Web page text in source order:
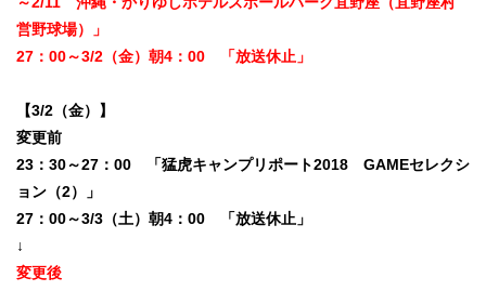
営野球場）」
27：00～3/2（金）朝4：00 「放送休止」
【3/2（金）】
変更前
23：30～27：00 「猛虎キャンプリポート2018 GAMEセレクシ
ョン（2）」
27：00～3/3（土）朝4：00 「放送休止」
↓
変更後